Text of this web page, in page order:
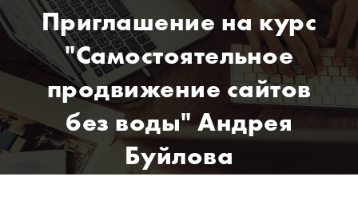
Приглашение на курс
"Самостоятельное
продвижение сайтов
без воды" Андрея
Буйлова